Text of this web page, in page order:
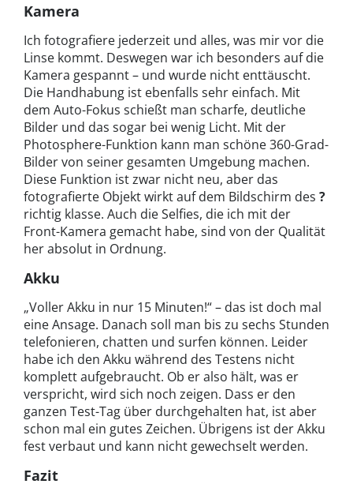
Kamera
Ich fotografiere jederzeit und alles, was mir vor die
Linse kommt. Deswegen war ich besonders auf die
Kamera gespannt – und wurde nicht enttäuscht.
Die Handhabung ist ebenfalls sehr einfach. Mit
dem Auto-Fokus schießt man scharfe, deutliche
Bilder und das sogar bei wenig Licht. Mit der
Photosphere-Funktion kann man schöne 360-Grad-
Bilder von seiner gesamten Umgebung machen.
Diese Funktion ist zwar nicht neu, aber das
fotografierte Objekt wirkt auf dem Bildschirm des ?
richtig klasse. Auch die Selfies, die ich mit der
Front-Kamera gemacht habe, sind von der Qualität
her absolut in Ordnung.
Akku
„Voller Akku in nur 15 Minuten!“ – das ist doch mal
eine Ansage. Danach soll man bis zu sechs Stunden
telefonieren, chatten und surfen können. Leider
habe ich den Akku während des Testens nicht
komplett aufgebraucht. Ob er also hält, was er
verspricht, wird sich noch zeigen. Dass er den
ganzen Test-Tag über durchgehalten hat, ist aber
schon mal ein gutes Zeichen. Übrigens ist der Akku
fest verbaut und kann nicht gewechselt werden.
Fazit